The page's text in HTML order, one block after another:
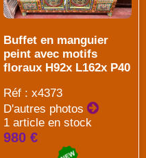
Buffet en manguier
peint avec motifs
floraux H92x L162x P40
Réf : x4373
D'autres photos
1 article en stock
980 €